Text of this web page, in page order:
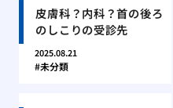
皮膚科？内科？首の後ろ
のしこりの受診先
2025.08.21
未分類